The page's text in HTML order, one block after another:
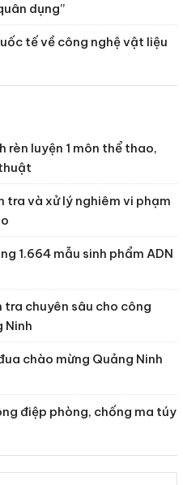
dụng”
tế về công nghệ vật liệu
rèn luyện 1 môn thể thao,
tra và xử lý nghiêm vi phạm
1.664 mẫu sinh phẩm ADN
chuyên sâu cho công
Ninh
chào mừng Quảng Ninh
điệp phòng, chống ma túy